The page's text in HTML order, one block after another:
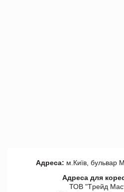
Адреса: м.Київ, бульвар
Адреса для
ТОВ "Tрейд